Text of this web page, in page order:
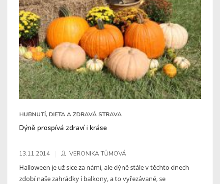
HUBNUTÍ, DIETA A ZDRAVÁ STRAVA
Dýně prospívá zdraví i kráse
13.11.2014 VERONIKA TŮMOVÁ
Halloween je už sice za námi, ale dýně stále v těchto dnech
zdobí naše zahrádky i balkony, a to vyřezávané, se